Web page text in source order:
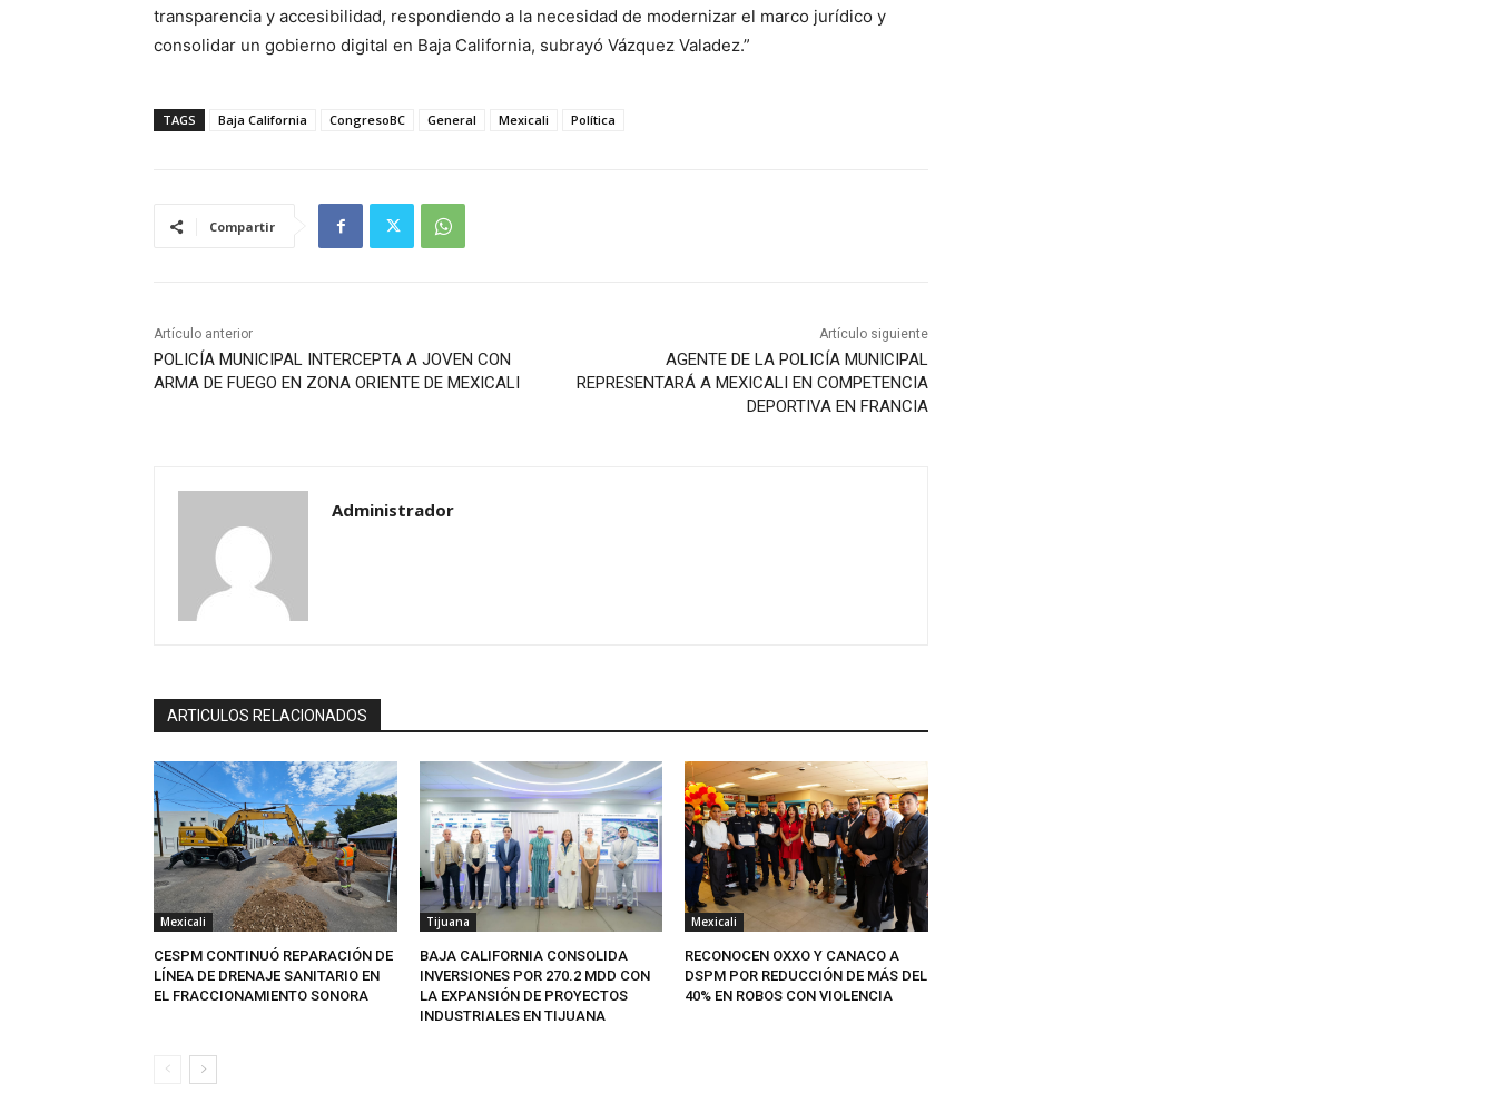
transparencia y accesibilidad, respondiendo a la necesidad de modernizar el marco jurídico y
consolidar un gobierno digital en Baja California, subrayó Vázquez Valadez.”
TAGS Baja California CongresoBC General Mexicali Política
Compartir
Artículo anterior
POLICÍA MUNICIPAL INTERCEPTA A JOVEN CON
ARMA DE FUEGO EN ZONA ORIENTE DE MEXICALI
Artículo siguiente
AGENTE DE LA POLICÍA MUNICIPAL
REPRESENTARÁ A MEXICALI EN COMPETENCIA
DEPORTIVA EN FRANCIA
Administrador
ARTICULOS RELACIONADOS
Mexicali
CESPM CONTINUÓ REPARACIÓN DE
LÍNEA DE DRENAJE SANITARIO EN
EL FRACCIONAMIENTO SONORA
Tijuana
BAJA CALIFORNIA CONSOLIDA
INVERSIONES POR 270.2 MDD CON
LA EXPANSIÓN DE PROYECTOS
INDUSTRIALES EN TIJUANA
Mexicali
RECONOCEN OXXO Y CANACO A
DSPM POR REDUCCIÓN DE MÁS DEL
40% EN ROBOS CON VIOLENCIA